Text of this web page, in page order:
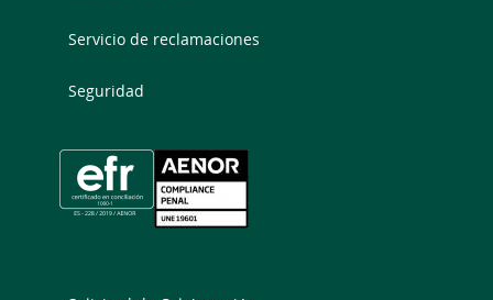
Servicio de reclamaciones
Seguridad